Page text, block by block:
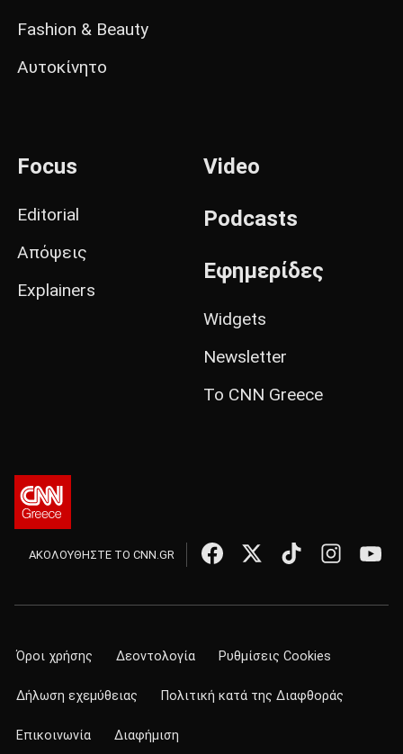
Fashion & Beauty
Αυτοκίνητο
Focus
Editorial
Απόψεις
Explainers
Video
Podcasts
Εφημερίδες
Widgets
Newsletter
Το CNN Greece
ΑΚΟΛΟΥΘΗΣΤΕ ΤΟ CNN.GR
Όροι χρήσης Δεοντολογία Ρυθμίσεις Cookies
Δήλωση εχεμύθειας Πολιτική κατά της Διαφθοράς
Επικοινωνία Διαφήμιση